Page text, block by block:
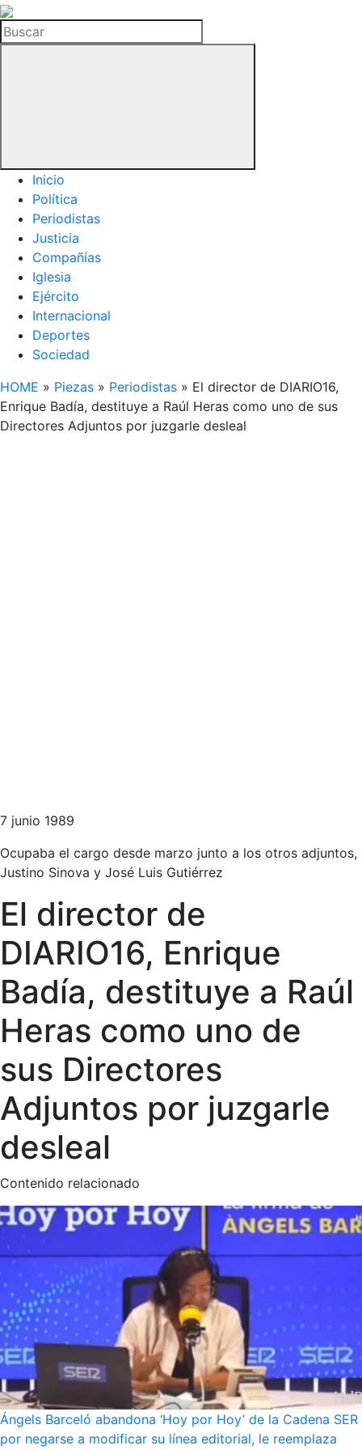
La
Hemeroteca
del
Buscar
Inicio
Política
Periodistas
Justicia
Compañías
Iglesia
Ejército
Internacional
Deportes
Sociedad
HOME » Piezas » Periodistas » El director de DIARIO16,
Enrique Badía, destituye a Raúl Heras como uno de sus
Directores Adjuntos por juzgarle desleal
7 junio 1989
Ocupaba el cargo desde marzo junto a los otros adjuntos,
Justino Sinova y José Luis Gutiérrez
El director de
DIARIO16, Enrique
Badía, destituye a Raúl
Heras como uno de
sus Directores
Adjuntos por juzgarle
desleal
Contenido relacionado
Ángels Barceló abandona ‘Hoy por Hoy’ de la Cadena SER
por negarse a modificar su línea editorial, le reemplaza